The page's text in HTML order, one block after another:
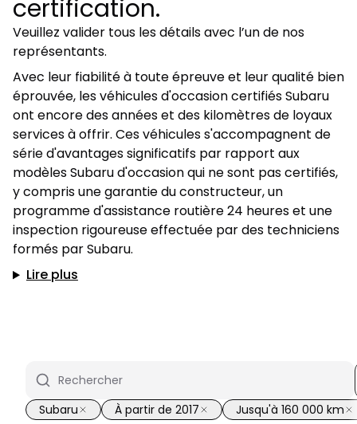
certification.
Veuillez valider tous les détails avec l’un de nos
représentants.
Avec leur fiabilité à toute épreuve et leur qualité bien
éprouvée, les véhicules d'occasion certifiés Subaru
ont encore des années et des kilomètres de loyaux
services à offrir. Ces véhicules s'accompagnent de
série d'avantages significatifs par rapport aux
modèles Subaru d'occasion qui ne sont pas certifiés,
y compris une garantie du constructeur, un
programme d'assistance routière 24 heures et une
inspection rigoureuse effectuée par des techniciens
formés par Subaru.
Lire plus
Subaru À partir de 2017 Jusqu'à 160 000 km